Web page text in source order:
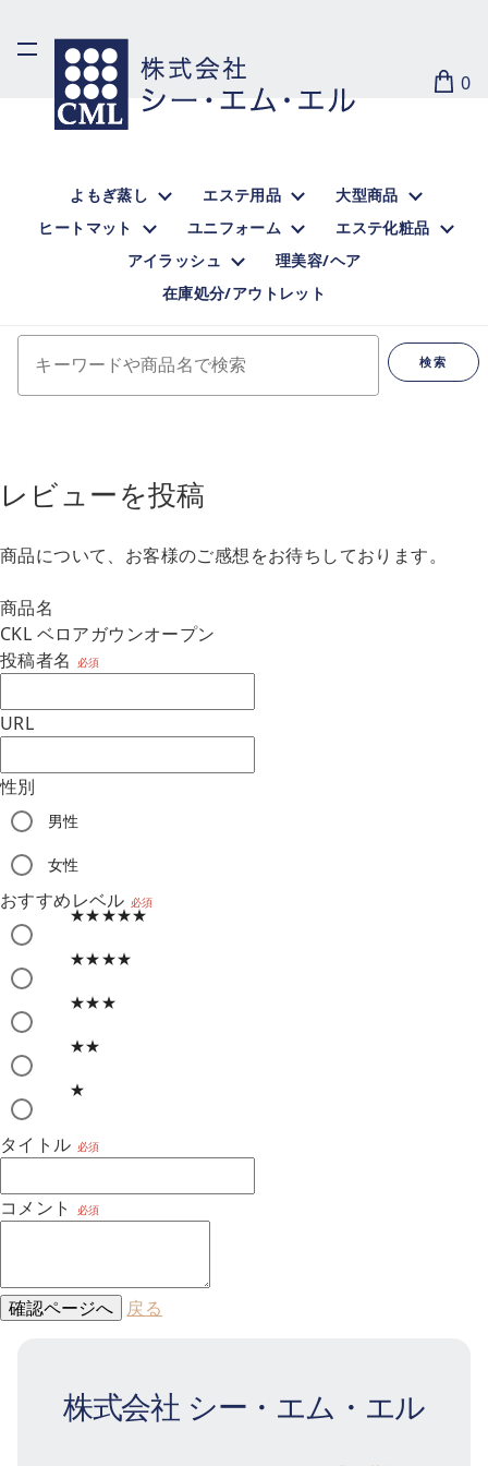
0
よもぎ蒸し エステ用品
大型商品
ヒートマット
ユニフォーム
エステ化粧品
アイラッシュ
理美容/ヘア
在庫処分/アウトレット
検索
レビューを投稿
商品について、お客様のご感想をお待ちしております。
商品名
CKL ベロアガウンオープン
投稿者名
必須
URL
性別
男性
女性
おすすめレベル 必須
★★★★★
★★★★
★★★
★★
★
タイトル 必須
コメント 必須
確認ページへ 戻る
株式会社 シー・エム・エル